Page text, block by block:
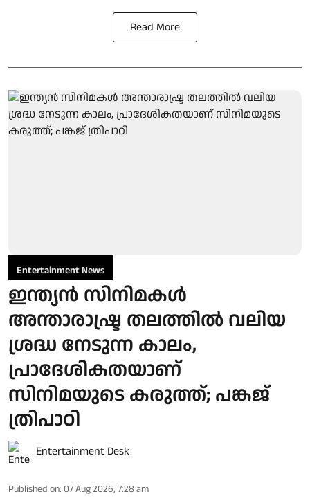
Read More
Entertainment News
ഇന്ത്യൻ സിനിമകൾ
അന്താരാഷ്ട്ര തലത്തിൽ വലിയ
ശ്രദ്ധ നേടുന്ന കാലം,
പ്രാദേശികതയാണ്
സിനിമയുടെ കരുത്ത്; പങ്കജ്
ത്രിപാഠി
Entertainment Desk
Published on: 07 Aug 2026, 7:28 am